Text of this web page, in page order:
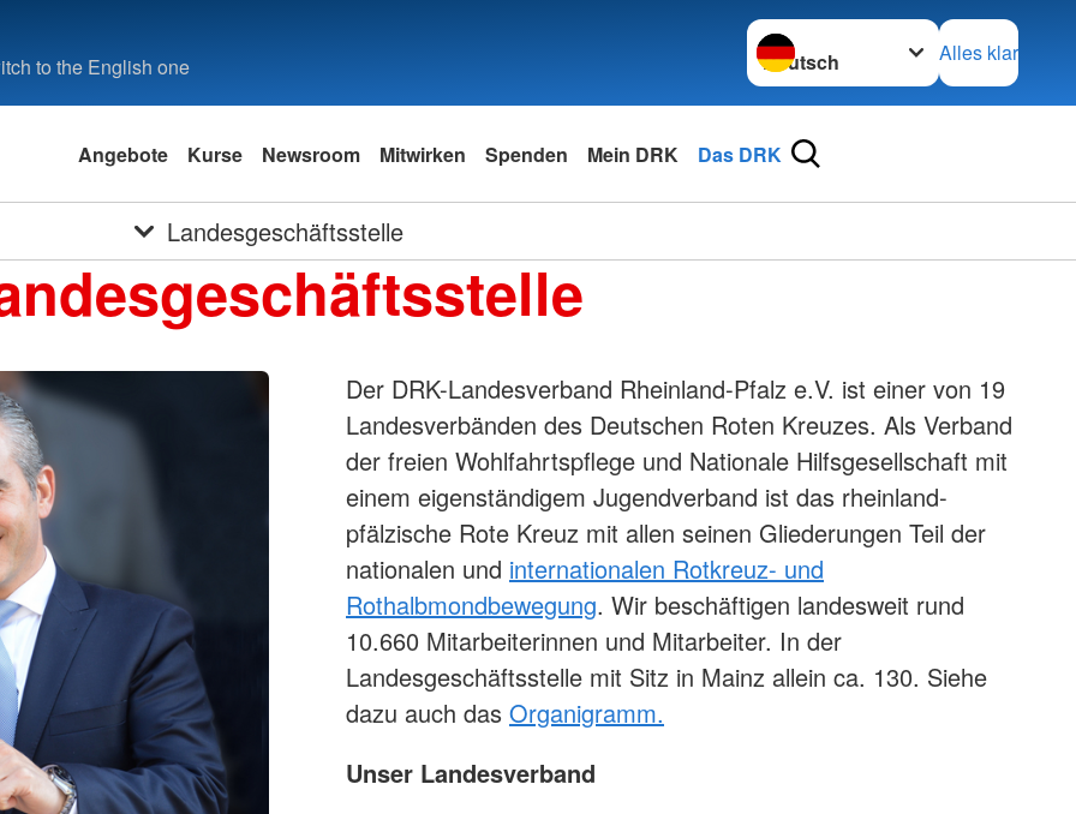
to the English one
Sprache wechseln zu
Alles klar
Angebote Kurse Newsroom Mitwirken Spenden Mein DRK Das DRK
Landesgeschäftsstelle
Der DRK-Landesverband Rheinland-Pfalz e.V. ist einer von 19
Landesverbänden des Deutschen Roten Kreuzes. Als Verband
der freien Wohlfahrtspflege und Nationale Hilfsgesellschaft mit
einem eigenständigem Jugendverband ist das rheinland-
pfälzische Rote Kreuz mit allen seinen Gliederungen Teil der
nationalen und internationalen Rotkreuz- und
Rothalbmondbewegung. Wir beschäftigen landesweit rund
10.660 Mitarbeiterinnen und Mitarbeiter. In der
Landesgeschäftsstelle mit Sitz in Mainz allein ca. 130. Siehe
dazu auch das Organigramm.
Unser Landesverband